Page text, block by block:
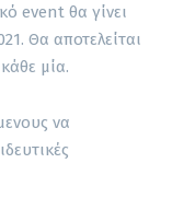
event θα γίνει
Θα αποτελείται
μία.
να